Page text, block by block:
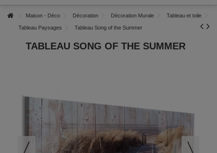
Maison - Déco Décoration Décoration Murale Tableau et toile
Tableau Paysages Tableau Song of the Summer
TABLEAU SONG OF THE SUMMER